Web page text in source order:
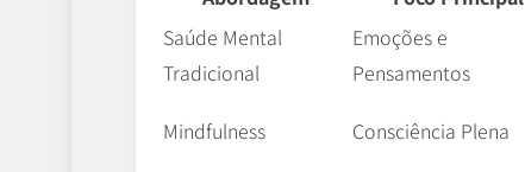
Saúde Mental
Tradicional
Emoções e
Pensamentos
Mindfulness Consciência Plena